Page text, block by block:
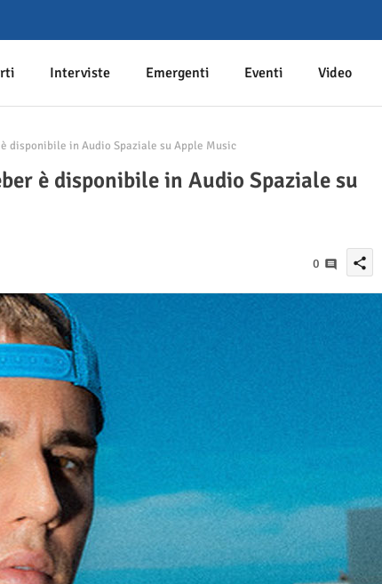
Interviste Emergenti Eventi Video
disponibile in Audio Spaziale su Apple Music
è disponibile in Audio Spaziale su
0 share